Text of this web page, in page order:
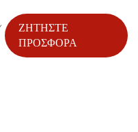
ΖΗΤΗΣΤΕ
ΠΡΟΣΦΟΡΑ